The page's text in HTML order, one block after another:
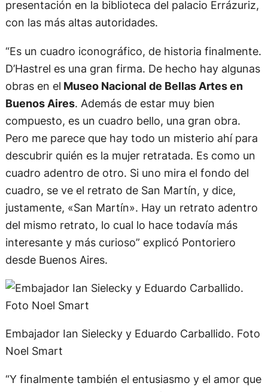
presentación en la biblioteca del palacio Errázuriz,
con las más altas autoridades.
“Es un cuadro iconográfico, de historia finalmente.
D’Hastrel es una gran firma. De hecho hay algunas
obras en el Museo Nacional de Bellas Artes en
Buenos Aires. Además de estar muy bien
compuesto, es un cuadro bello, una gran obra.
Pero me parece que hay todo un misterio ahí para
descubrir quién es la mujer retratada. Es como un
cuadro adentro de otro. Si uno mira el fondo del
cuadro, se ve el retrato de San Martín, y dice,
justamente, «San Martín». Hay un retrato adentro
del mismo retrato, lo cual lo hace todavía más
interesante y más curioso” explicó Pontoriero
desde Buenos Aires.
Embajador Ian Sielecky y Eduardo Carballido. Foto
Noel Smart
“Y finalmente también el entusiasmo y el amor que